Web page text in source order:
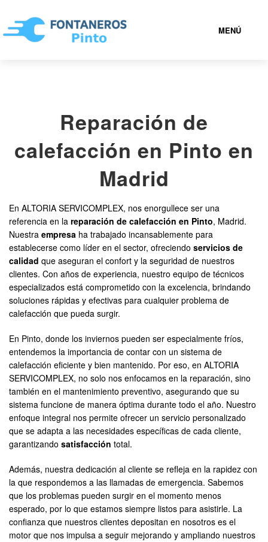
MENÚ
919 93 32 84
FONTANEROS PINTO BARATOS
CONTACTAR
Reparación de
calefacción en Pinto en
Madrid
En ALTORIA SERVICOMPLEX, nos enorgullece ser una
referencia en la reparación de calefacción en Pinto, Madrid.
Nuestra empresa ha trabajado incansablemente para
establecerse como líder en el sector, ofreciendo servicios de
calidad que aseguran el confort y la seguridad de nuestros
clientes. Con años de experiencia, nuestro equipo de técnicos
especializados está comprometido con la excelencia, brindando
soluciones rápidas y efectivas para cualquier problema de
calefacción que pueda surgir.
En Pinto, donde los inviernos pueden ser especialmente fríos,
entendemos la importancia de contar con un sistema de
calefacción eficiente y bien mantenido. Por eso, en ALTORIA
SERVICOMPLEX, no solo nos enfocamos en la reparación, sino
también en el mantenimiento preventivo, asegurando que su
sistema funcione de manera óptima durante todo el año. Nuestro
enfoque integral nos permite ofrecer un servicio personalizado
que se adapta a las necesidades específicas de cada cliente,
garantizando satisfacción total.
Además, nuestra dedicación al cliente se refleja en la rapidez con
la que respondemos a las llamadas de emergencia. Sabemos
que los problemas pueden surgir en el momento menos
esperado, por lo que estamos siempre listos para asistirle. La
confianza que nuestros clientes depositan en nosotros es el
motor que nos impulsa a seguir mejorando y ampliando nuestros